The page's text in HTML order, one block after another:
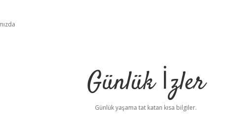
Günlük İzler
Günlük yaşama tat katan kısa bilgiler.